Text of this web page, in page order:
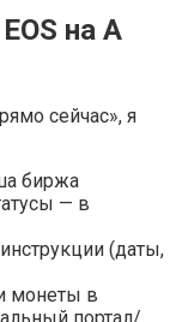
на A
сейчас», я
биржа
— в
(даты,
монеты в
портал/